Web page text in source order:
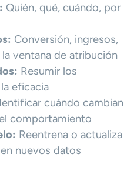
Quién, qué, cuándo, por
Conversión, ingresos,
ventana de atribución
Resumir los
eficacia
cuándo cambian
comportamiento
Reentrena o actualiza
nuevos datos